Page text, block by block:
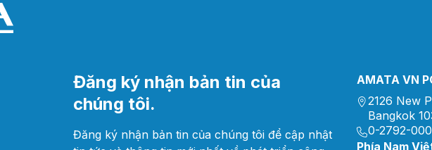
Đăng ký nhận bản tin của
chúng tôi.
Đăng ký nhận bản tin của chúng tôi để cập nhật
AMATA VN
2126 New
Bangkok
0-2792-
Phía Nam